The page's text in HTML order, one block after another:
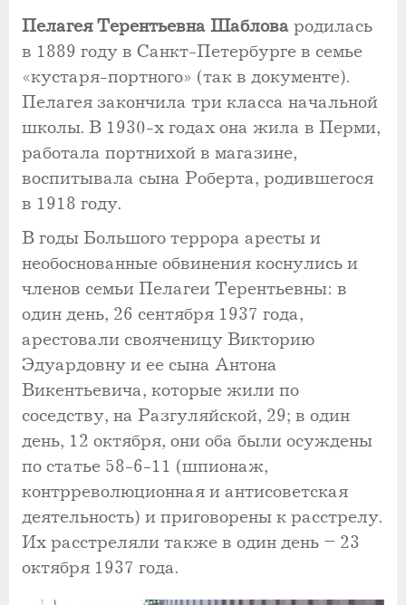
Пелагея Терентьевна Шаблова родилась
в 1889 году в Санкт-Петербурге в семье
«кустаря-портного» (так в документе).
Пелагея закончила три класса начальной
школы. В 1930-х годах она жила в Перми,
работала портнихой в магазине,
воспитывала сына Роберта, родившегося
в 1918 году.
В годы Большого террора аресты и
необоснованные обвинения коснулись и
членов семьи Пелагеи Терентьевны: в
один день, 26 сентября 1937 года,
арестовали свояченицу Викторию
Эдуардовну и ее сына Антона
Викентьевича, которые жили по
соседству, на Разгуляйской, 29; в один
день, 12 октября, они оба были осуждены
по статье 58-6-11 (шпионаж,
контрреволюционная и антисоветская
деятельность) и приговорены к расстрелу.
Их расстреляли также в один день – 23
октября 1937 года.